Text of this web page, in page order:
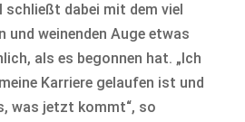
schließt dabei mit dem viel
und weinenden Auge etwas
als es begonnen hat. „Ich
Karriere gelaufen ist und
was jetzt kommt“, so